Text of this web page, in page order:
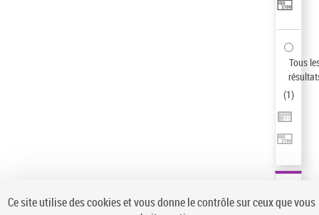
Tous
(1)
Ce site utilise des cookies et vous donne le contrôle sur ceux que vous